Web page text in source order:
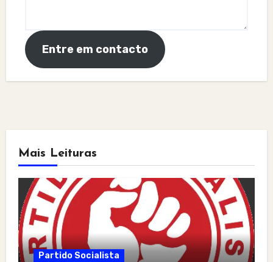
Entre em contacto
Mais Leituras
Partido Socialista